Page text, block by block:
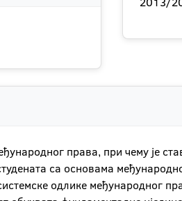
права, при чему је
са основама
одлике међународног